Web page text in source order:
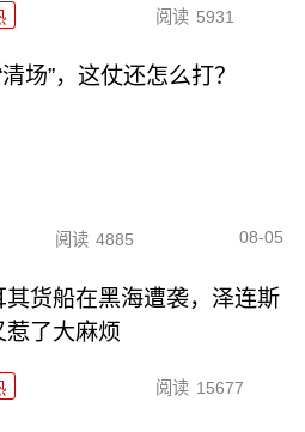
阅读 5931
场”，这仗还怎么打？
阅读 4885 08-05
其货船在黑海遭袭，泽连斯
惹了大麻烦
阅读 15677